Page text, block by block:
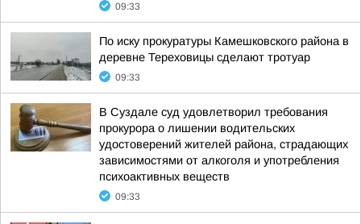
09:33
По иску прокуратуры Камешковского района в
деревне Тереховицы сделают тротуар
09:33
В Суздале суд удовлетворил требования
прокурора о лишении водительских
удостоверений жителей района, страдающих
зависимостями от алкоголя и употребления
психоактивных веществ
09:33